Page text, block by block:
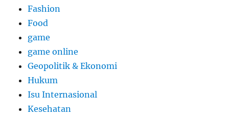
Fashion
Food
game
game online
Geopolitik & Ekonomi
Hukum
Isu Internasional
Kesehatan